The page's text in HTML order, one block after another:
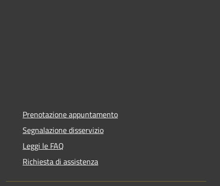
Prenotazione appuntamento
Segnalazione disservizio
Leggi le FAQ
Richiesta di assistenza